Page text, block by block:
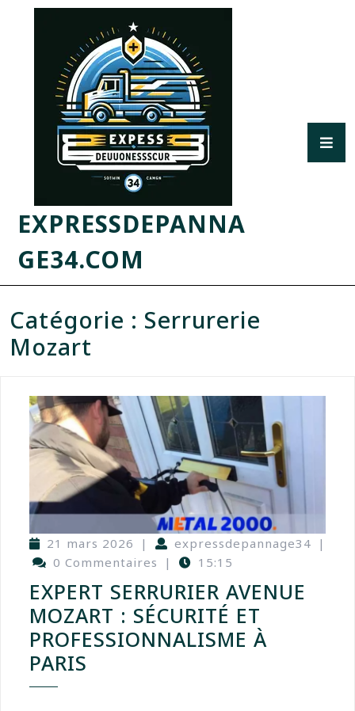
EXPRESSDEPANNA
GE34.COM
Catégorie : Serrurerie
Mozart
21 mars 2026 | expressdepannage34 |
0 Commentaires
| 15:15
EXPERT SERRURIER AVENUE
MOZART : SÉCURITÉ ET
PROFESSIONNALISME À
PARIS